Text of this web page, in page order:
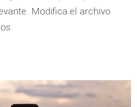
Modifica el archivo